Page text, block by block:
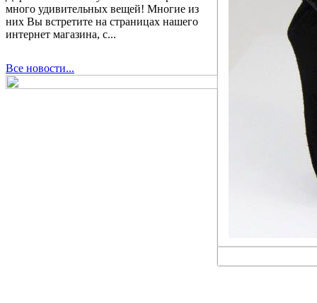
много удивительных вещей! Многие из
них Вы встретите на страницах нашего
интернет магазина, с...
Все новости...